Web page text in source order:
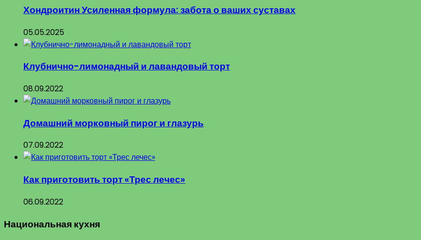
Хондроитин Усиленная формула: забота о ваших суставах
05.05.2025
Клубнично-лимонадный и лавандовый торт
08.09.2022
Домашний морковный пирог и глазурь
07.09.2022
Как приготовить торт «Трес лечес»
06.09.2022
Национальная кухня